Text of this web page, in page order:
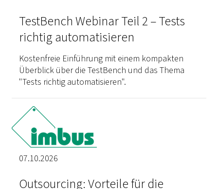
TestBench Webinar Teil 2 – Tests
richtig automatisieren
Kostenfreie Einführung mit einem kompakten
Überblick über die TestBench und das Thema
"Tests richtig automatisieren".
07.10.2026
Outsourcing: Vorteile für die